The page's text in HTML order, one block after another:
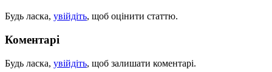
Будь ласка, увійдіть, щоб оцінити статтю.
Коментарі
Будь ласка, увійдіть, щоб залишати коментарі.